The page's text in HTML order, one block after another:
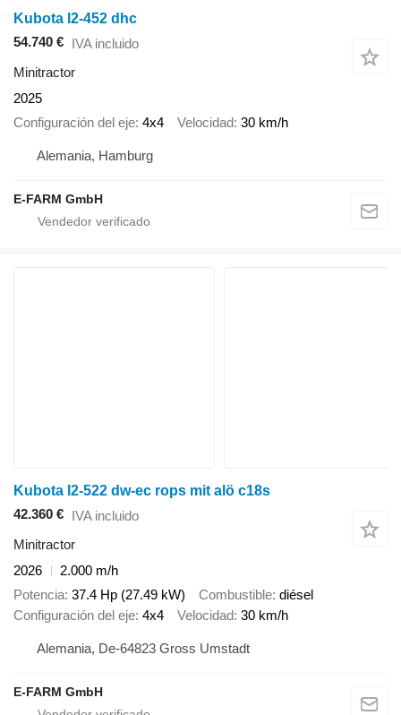
Kubota l2-452 dhc
54.740 € IVA incluido
Minitractor
2025
Configuración del eje 4x4 Velocidad 30 km/h
Alemania, Hamburg
E-FARM GmbH
Kubota l2-522 dw-ec rops mit alö c18s
42.360 € IVA incluido
Minitractor
2026
2.000 m/h
Potencia 37.4 Hp (27.49 kW) Combustible diésel
Configuración del eje 4x4 Velocidad 30 km/h
Alemania, De-64823 Gross Umstadt
E-FARM GmbH